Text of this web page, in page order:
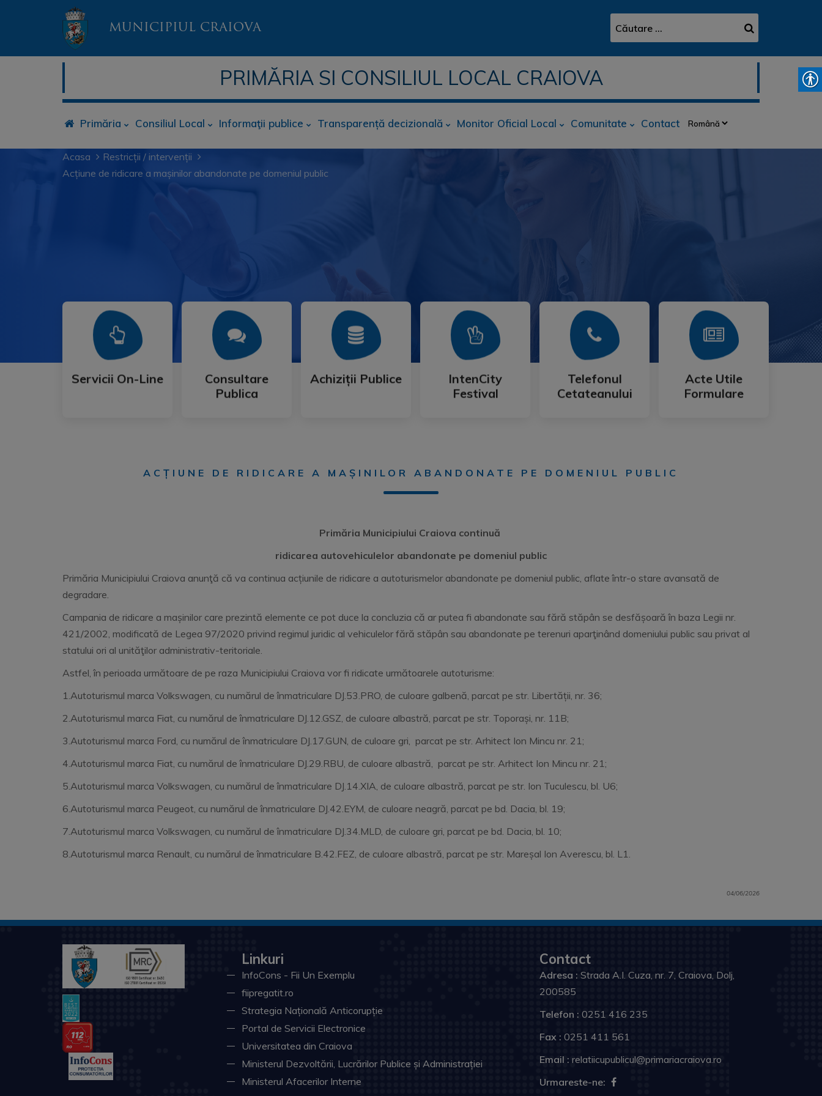
MUNICIPIUL CRAIOVA
PRIMĂRIA SI CONSILIUL LOCAL CRAIOVA
Primăria Consiliul Local Informaţii publice Transparență decizională Monitor Oficial Local Comunitate Contact
Acasa
Restricții / intervenții
Acțiune de ridicare a mașinilor abandonate pe domeniul public
Servicii On-Line
Servicii On-Line
Mai Mult
Consultare
Publica
Consultare
Publica
Mai Mult
Achiziții Publice
Achiziții Publice
Mai Mult
IntenCity
Festival
IntenCity
Festival
Mai Mult
Telefonul
Cetateanului
Telefonul
Cetateanului
Mai Mult
Acte Utile
Formulare
Acte Utile
Formulare
Mai Mult
ACȚIUNE DE RIDICARE A MAȘINILOR ABANDONATE PE DOMENIUL PUBLIC
Primăria Municipiului Craiova continuă
ridicarea autovehiculelor abandonate pe domeniul public
Primăria Municipiului Craiova anunţă că va continua acțiunile de ridicare a autoturismelor abandonate pe domeniul public, aflate într-o stare avansată de
degradare.
Campania de ridicare a mașinilor care prezintă elemente ce pot duce la concluzia că ar putea fi abandonate sau fără stăpân se desfășoară în baza Legii nr.
421/2002, modificată de Legea 97/2020 privind regimul juridic al vehiculelor fără stăpân sau abandonate pe terenuri aparţinând domeniului public sau privat al
statului ori al unităţilor administrativ-teritoriale.
Astfel, în perioada următoare de pe raza Municipiului Craiova vor fi ridicate următoarele autoturisme:
1.Autoturismul marca Volkswagen, cu numărul de înmatriculare DJ.53.PRO, de culoare galbenă, parcat pe str. Libertății, nr. 36;
2.Autoturismul marca Fiat, cu numărul de înmatriculare DJ.12.GSZ, de culoare albastră, parcat pe str. Toporași, nr. 11B;
3.Autoturismul marca Ford, cu numărul de înmatriculare DJ.17.GUN, de culoare gri, parcat pe str. Arhitect Ion Mincu nr. 21;
4.Autoturismul marca Fiat, cu numărul de înmatriculare DJ.29.RBU, de culoare albastră, parcat pe str. Arhitect Ion Mincu nr. 21;
5.Autoturismul marca Volkswagen, cu numărul de înmatriculare DJ.14.XIA, de culoare albastră, parcat pe str. Ion Tuculescu, bl. U6;
6.Autoturismul marca Peugeot, cu numărul de înmatriculare DJ.42.EYM, de culoare neagră, parcat pe bd. Dacia, bl. 19;
7.Autoturismul marca Volkswagen, cu numărul de înmatriculare DJ.34.MLD, de culoare gri, parcat pe bd. Dacia, bl. 10;
8.Autoturismul marca Renault, cu numărul de înmatriculare B.42.FEZ, de culoare albastră, parcat pe str. Mareșal Ion Averescu, bl. L1.
04/06/2026
Linkuri
InfoCons - Fii Un Exemplu
fiipregatit.ro
Strategia Națională Anticorupție
Portal de Servicii Electronice
Universitatea din Craiova
Ministerul Dezvoltării, Lucrărilor Publice și Administrației
Ministerul Afacerilor Interne
Contact
Adresa : Strada A.I. Cuza, nr. 7, Craiova, Dolj,
200585
Telefon : 0251 416 235
Fax : 0251 411 561
Email : relatiicupublicul@primariacraiova.ro
Urmareste-ne: